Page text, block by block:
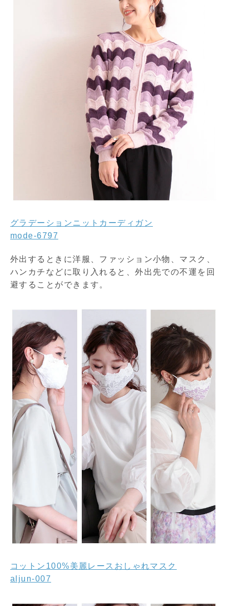
グラデーションニットカーディガン
mode-6797
外出するときに洋服、ファッション小物、マスク、
ハンカチなどに取り入れると、外出先での不運を回
避することができます。
コットン100%美麗レースおしゃれマスク
aljun-007